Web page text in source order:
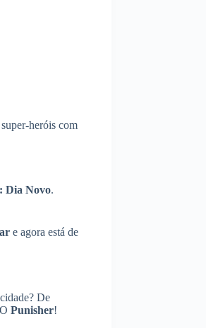
heróis com
Dia Novo.
e agora está de
De
Punisher!